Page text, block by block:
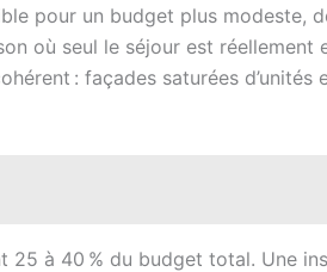
pour un budget plus modeste,
où seul le séjour est réellement
: façades saturées d’unités
25 à 40 % du budget total. Une